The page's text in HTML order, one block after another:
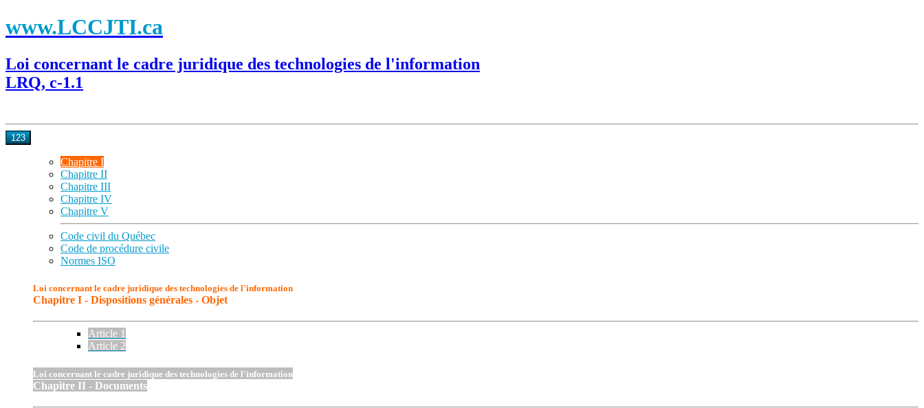
www.LCCJTI.ca
Loi concernant le cadre juridique des technologies de l'information
LRQ, c-1.1
123
Chapitre I
Chapitre II
Chapitre III
Chapitre IV
Chapitre V
Code civil du Québec
Code de procédure civile
Normes ISO
Loi concernant le cadre juridique des technologies de l'information
Chapitre I - Dispositions générales - Objet
Article 1
Article 2
Loi concernant le cadre juridique des technologies de l'information
Chapitre II - Documents